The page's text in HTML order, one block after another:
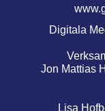
Digitala
Jon Mattias
Lisa